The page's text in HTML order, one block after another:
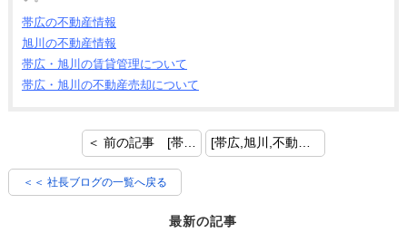
帯広の不動産情報
旭川の不動産情報
帯広・旭川の賃貸管理について
帯広・旭川の不動産売却について
＜ 前の記事 [帯広,旭川,不動産｜今注目の「戸建賃貸住宅」] [帯広,旭川,不動産｜2023年を振り返る！不動産業界ニュース３選] 次の記事 ＞
＜＜ 社長ブログの一覧へ戻る
最新の記事